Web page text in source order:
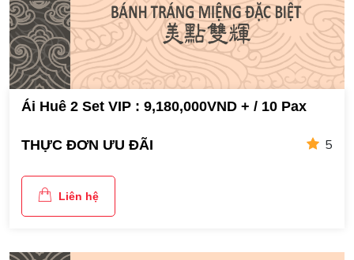
Ái Huê 2 Set VIP : 9,180,000VND + / 10 Pax
THỰC ĐƠN ƯU ĐÃI 5
Liên hệ